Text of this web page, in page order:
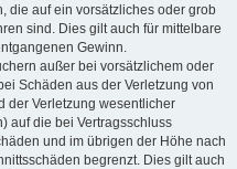
die auf ein vorsätzliches oder grob
sind. Dies gilt auch für mittelbare
Gewinn.
außer bei vorsätzlichem oder
Schäden aus der Verletzung von
der Verletzung wesentlicher
auf die bei Vertragsschluss
und im übrigen der Höhe nach
begrenzt. Dies gilt auch